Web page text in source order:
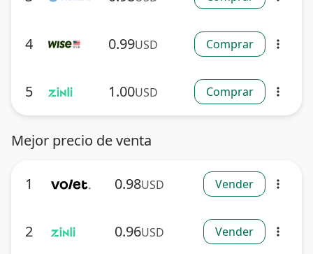
4 0.99USD Comprar more_vert
5 1.00USD Comprar more_vert
Mejor precio de venta
1 0.98USD Vender more_vert
2 0.96USD Vender more_vert